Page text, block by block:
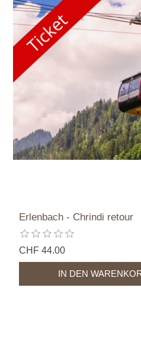
Erlenbach - Chrindi retour
CHF 44.00